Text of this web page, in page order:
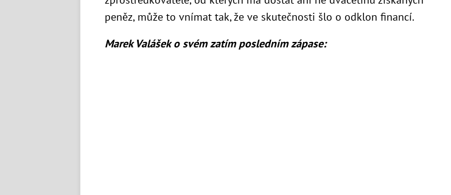
peněz, může to vnímat tak, že ve skutečnosti šlo o odklon financí.
Marek Valášek o svém zatím posledním zápase: